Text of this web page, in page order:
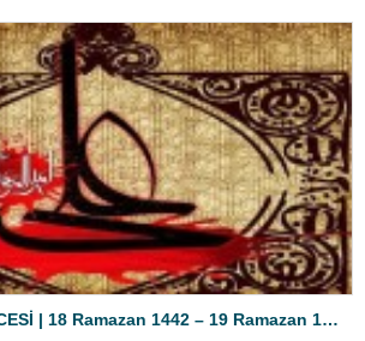
1. İHYA(EYHA) GECESİ | 18 Ramazan 1442 – 19 Ramazan 1442